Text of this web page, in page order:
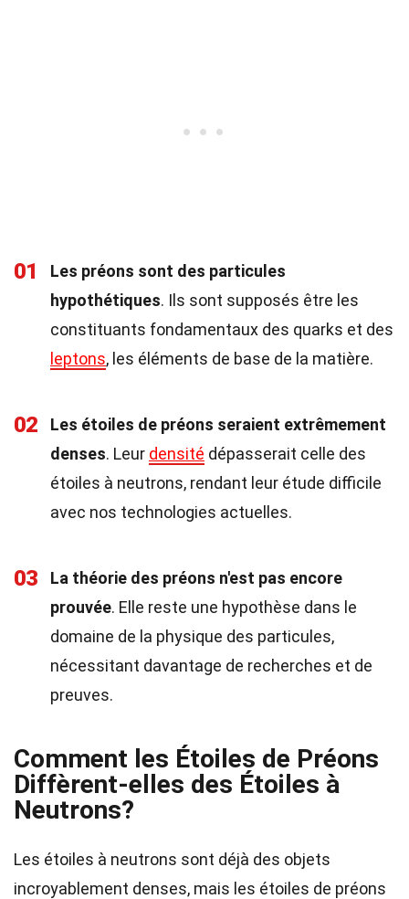
01
Les préons sont des particules
hypothétiques. Ils sont supposés être les
constituants fondamentaux des quarks et des
leptons, les éléments de base de la matière.
02
Les étoiles de préons seraient extrêmement
denses. Leur densité dépasserait celle des
étoiles à neutrons, rendant leur étude difficile
avec nos technologies actuelles.
03
La théorie des préons n'est pas encore
prouvée. Elle reste une hypothèse dans le
domaine de la physique des particules,
nécessitant davantage de recherches et de
preuves.
Comment les Étoiles de Préons
Diffèrent-elles des Étoiles à
Neutrons?
Les étoiles à neutrons sont déjà des objets
incroyablement denses, mais les étoiles de préons